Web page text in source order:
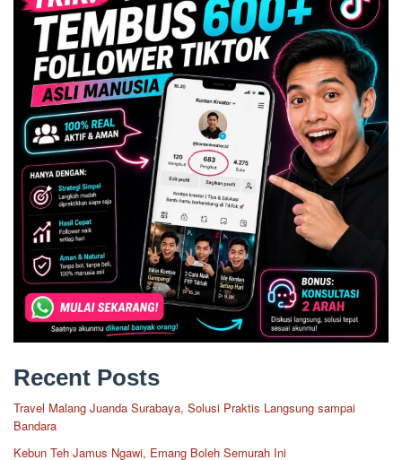
Recent Posts
Travel Malang Juanda Surabaya, Solusi Praktis Langsung sampai
Bandara
Kebun Teh Jamus Ngawi, Emang Boleh Semurah Ini